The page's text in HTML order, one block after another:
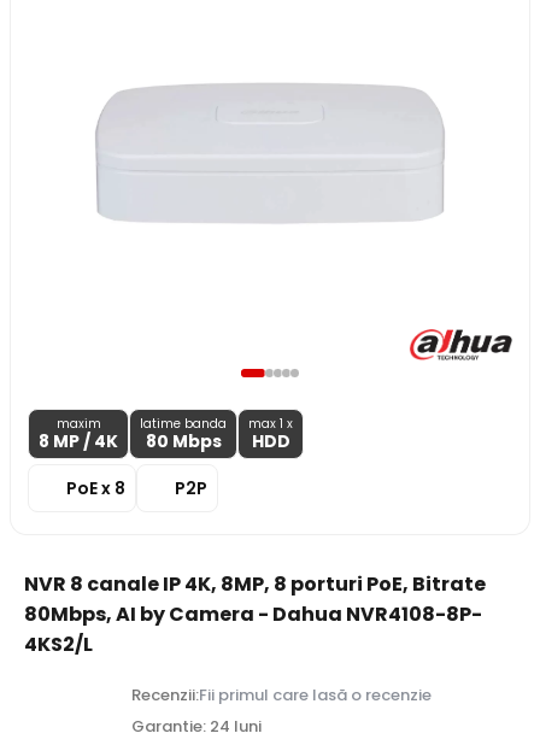
maxim
8 MP/ 4K
latime banda
80 Mbps
max 1 x
HDD
PoE x 8
P2P
NVR 8 canale IP 4K, 8MP, 8 porturi PoE, Bitrate
80Mbps, AI by Camera - Dahua NVR4108-8P-
4KS2/L
Recenzii:Fii primul care lasă o recenzie
Garantie: 24 luni